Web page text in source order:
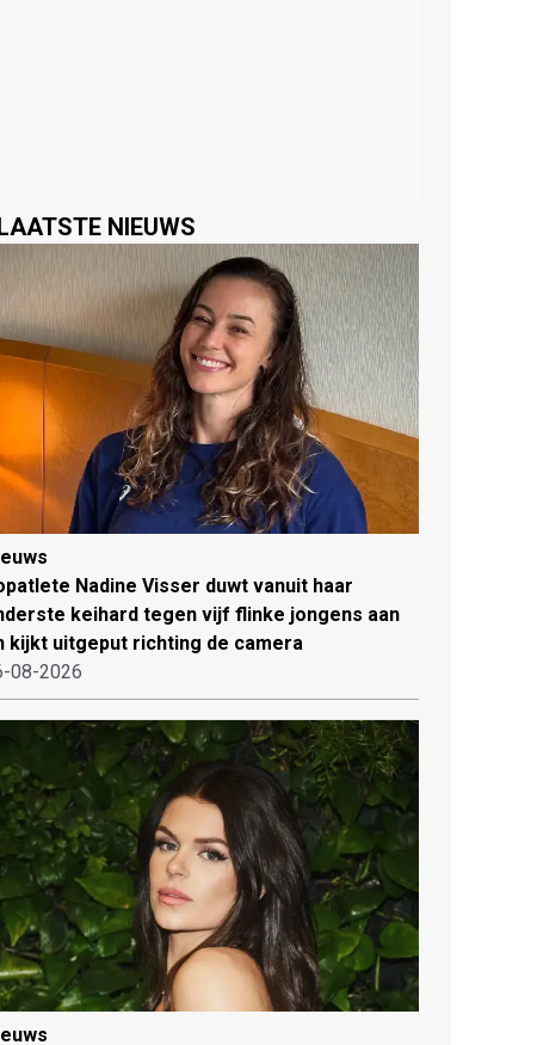
NIEUWS
Nadine Visser duwt vanuit haar
keihard tegen vijf flinke jongens aan
kijkt uitgeput richting de camera
08-2026